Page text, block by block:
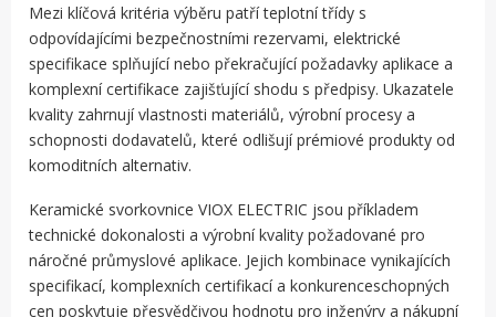
Mezi klíčová kritéria výběru patří teplotní třídy s
odpovídajícími bezpečnostními rezervami, elektrické
specifikace splňující nebo překračující požadavky aplikace a
komplexní certifikace zajišťující shodu s předpisy. Ukazatele
kvality zahrnují vlastnosti materiálů, výrobní procesy a
schopnosti dodavatelů, které odlišují prémiové produkty od
komoditních alternativ.
Keramické svorkovnice VIOX ELECTRIC jsou příkladem
technické dokonalosti a výrobní kvality požadované pro
náročné průmyslové aplikace. Jejich kombinace vynikajících
specifikací, komplexních certifikací a konkurenceschopných
cen poskytuje přesvědčivou hodnotu pro inženýry a nákupní